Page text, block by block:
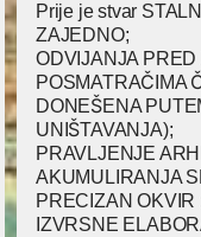
Prije je stvar
ZAJEDNO;
ODVIJANJA
POSMATRAČIMA
DONEŠENA
UNIŠTAVANJA);
PRAVLJENJE
AKUMULIRANJA
PRECIZAN OKVIR
IZVRSNE